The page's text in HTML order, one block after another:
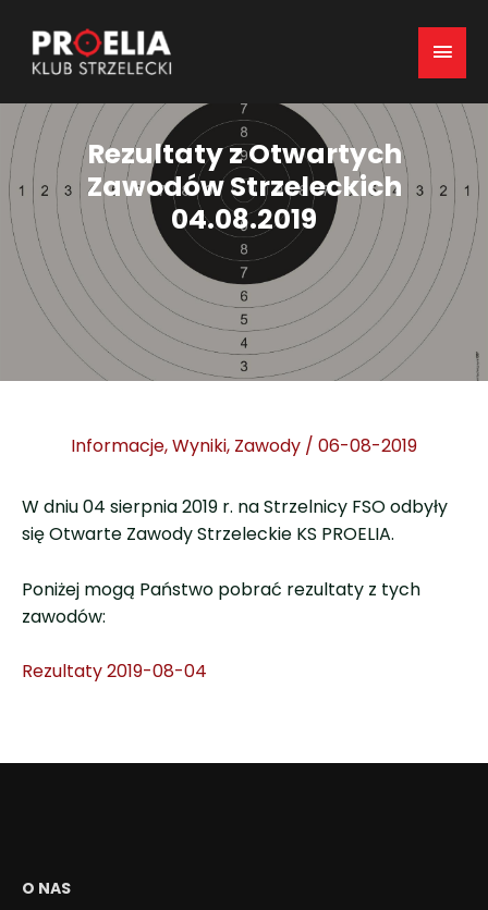
Main
Rezultaty z Otwartych
Zawodów Strzeleckich
04.08.2019
Informacje,Wyniki, Zawody / 06-08-2019
W dniu 04 sierpnia 2019 r. na Strzelnicy FSO odbyły
się Otwarte Zawody Strzeleckie KS PROELIA.
Poniżej mogą Państwo pobrać rezultaty z tych
zawodów:
Rezultaty 2019-08-04
O NAS